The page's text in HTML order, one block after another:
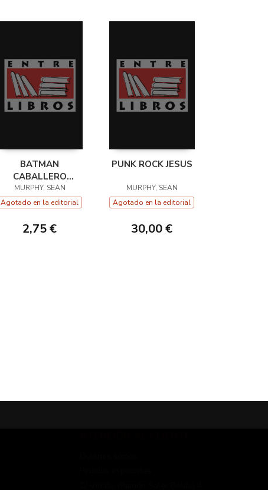
BATMAN
CABALLERO
BLANCO 04
MURPHY, SEAN
Agotado en la editorial
2,75 €
PUNK ROCK JESUS
MURPHY, SEAN
Agotado en la editorial
30,00 €